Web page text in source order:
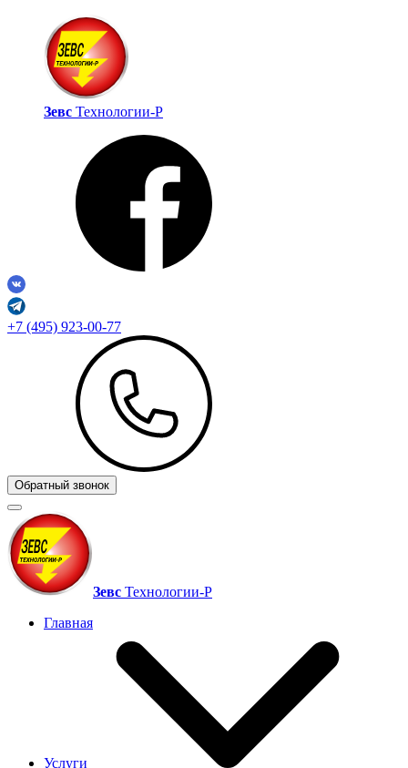
Зевс Технологии‑Р
+7 (495) 923-00-77
Обратный звонок
Зевс Технологии‑Р
Главная
Услуги